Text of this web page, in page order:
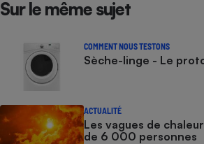
Sur le même sujet
COMMENT NOUS TESTONS
Sèche-linge - Le
ACTUALITÉ
Les vagues de
de 6 000 personnes